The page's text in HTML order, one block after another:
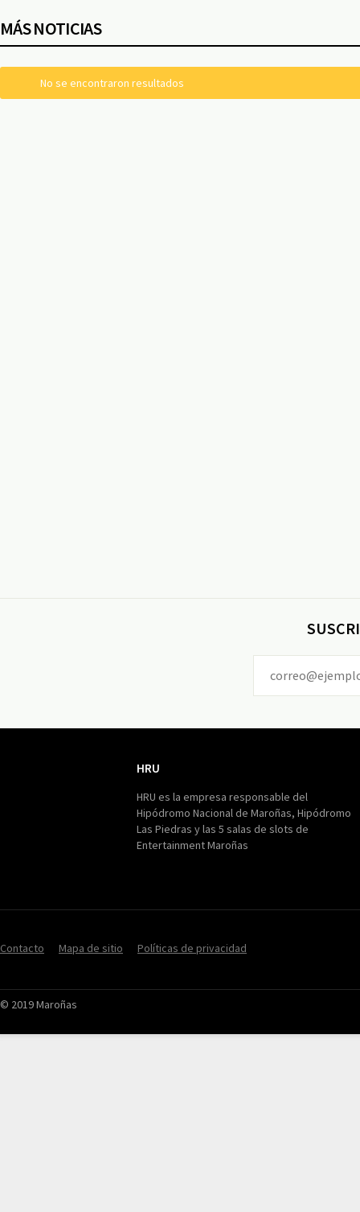
MÁS NOTICIAS
No se encontraron resultados
HRU
HRU es la empresa responsable del
Hipódromo Nacional de Maroñas, Hipódromo
Las Piedras y las 5 salas de slots de
Entertainment Maroñas
Contacto Mapa de sitio Políticas de privacidad
© 2019 Maroñas